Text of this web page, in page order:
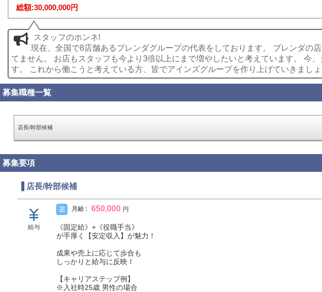
総額:30,000,000円
スタッフのホンネ!
現在、全国で8店舗あるブレンダグループの代表をしております。 ブレンダの
てません。 お店もスタッフも今より3倍以上にまで増やしたいと考えています。 今
す。 これから働こうと考えている方、皆でアインズグループを作り上げていきましょ
募集職種一覧
店長/幹部候補
募集要項
店長/幹部候補
給与
正 月給 : 650,000 円
《固定給》+《役職手当》
が手厚く【安定収入】が魅力！
成果や売上に応じて歩合も
しっかりと給与に反映！
【キャリアステップ例】
※入社時25歳 男性の場合